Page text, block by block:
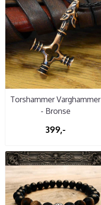
Torshammer Varghammer
- Bronse
399,-